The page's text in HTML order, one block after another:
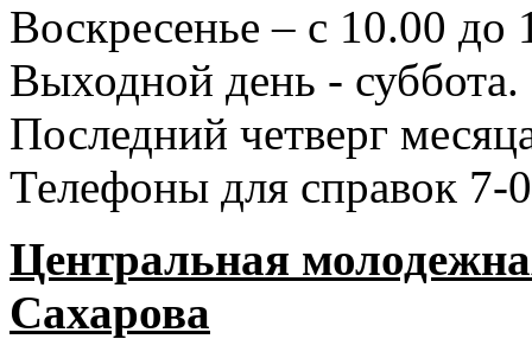
Воскресенье – с 10.00 до
Выходной день - суббота.
Последний четверг
Телефоны для справок 7-
Центральная
Сахарова